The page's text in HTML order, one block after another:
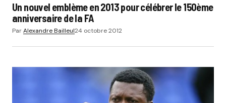
Un nouvel emblème en 2013 pour célébrer le 150ème
anniversaire de la FA
ParAlexandre Bailleul24 octobre 2012